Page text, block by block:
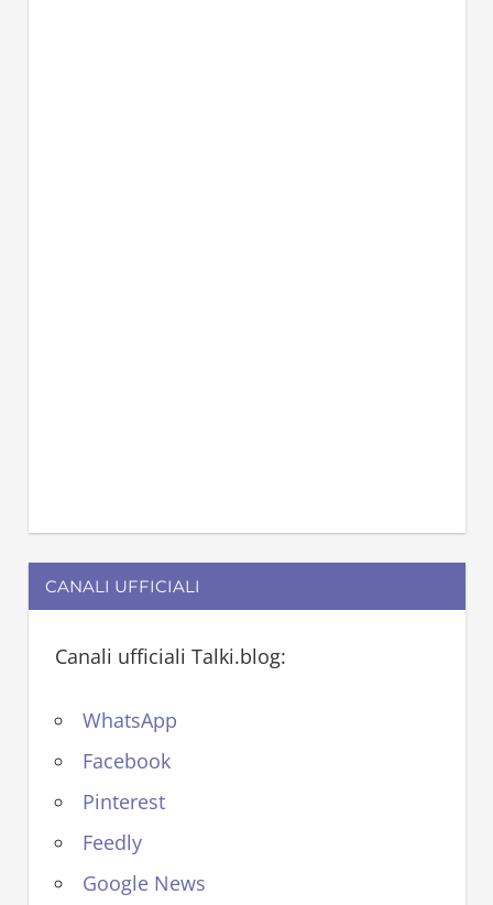
CANALI UFFICIALI
Canali ufficiali Talki.blog:
WhatsApp
Facebook
Pinterest
Feedly
Google News